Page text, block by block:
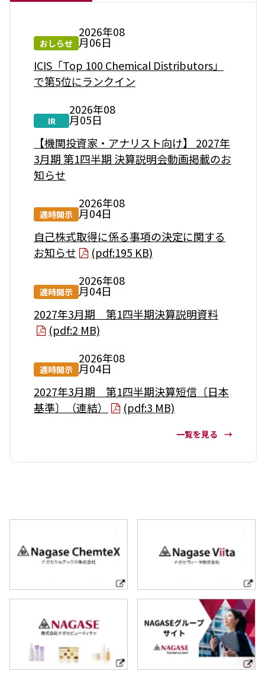
おしらせ
2026年08
月06日
ICIS「Top 100 Chemical Distributors」
で第5位にランクイン
IR
2026年08
月05日
【機関投資家・アナリスト向け】 2027年
3月期 第1四半期 決算説明会動画掲載のお
知らせ
適時開示
2026年08
月04日
自己株式取得に係る事項の決定に関する
お知らせ
(pdf:195 KB)
適時開示
2026年08
月04日
2027年3月期 第1四半期決算説明資料
(pdf:2 MB)
適時開示
2026年08
月04日
2027年3月期 第1四半期決算短信〔日本
基準〕（連結）
(pdf:3 MB)
一覧を見る